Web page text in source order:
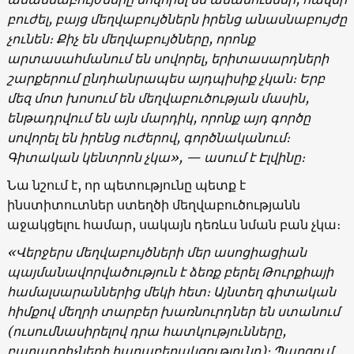
բուժել, բայց մեղվաբույծներն իրենց անասնաբույժը
չունեն։ Քիչ են մեղվաբույծները, որոնք
արտասահմանում են սովորել, երիտասարդների
շարքերում ընդհանրապես այդպիսիք չկան։ Երբ
մեզ մոտ խոսում են մեղվաբուծության մասին,
ենթադրվում են այն մարդիկ, որոնք այդ գործը
սովորել են իրենց ուժերով, գործնականում։
Գիտական կենտրոն չկա», — ասում է Էլվինը։
Նա նշում է, որ պետությունը պետք է
ինստիտուտներ ստեղծի մեղվաբուծությանն
աջակցելու համար, սակայն դեռևս նման բան չկա։
«Վերջերս մեղվաբույծների մեր ասոցիացիան
պայմանավորվածություն է ձեռք բերել Թուրքիայի
համալսարաններից մեկի հետ։ Այնտեղ գիտական
հիմքով մեղրի տարբեր խառնուրդներ են ստանում
(ուսումնասիրելով դրա հատկությունները,
բաղադրիչների հարաբերակցությունը)։ Պարզում